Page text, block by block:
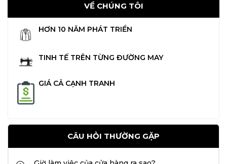
VỀ CHÚNG TÔI
HƠN 10 NĂM PHÁT TRIỂN
TINH TẾ TRÊN TỪNG ĐƯỜNG MAY
GIÁ CẢ CẠNH TRANH
CÂU HỎI THƯỜNG GẶP